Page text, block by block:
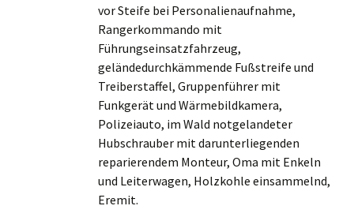
vor Steife bei Personalienaufnahme,
Rangerkommando mit
Führungseinsatzfahrzeug,
geländedurchkämmende Fußstreife und
Treiberstaffel, Gruppenführer mit
Funkgerät und Wärmebildkamera,
Polizeiauto, im Wald notgelandeter
Hubschrauber mit darunterliegenden
reparierendem Monteur, Oma mit Enkeln
und Leiterwagen, Holzkohle einsammelnd,
Eremit.